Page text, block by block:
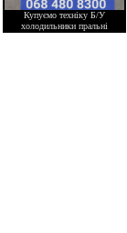
Купуємо техніку Б/У
холодильники пральні